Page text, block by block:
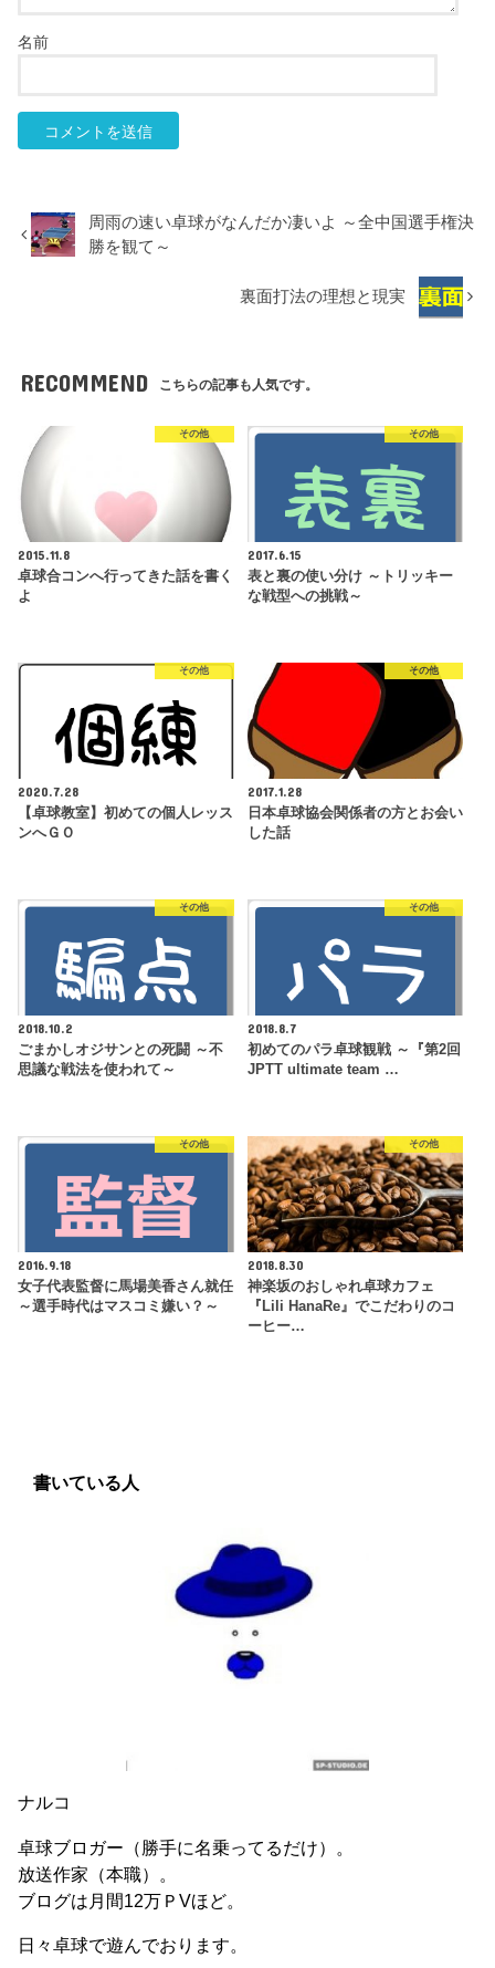
名前
周雨の速い卓球がなんだか凄いよ ～全中国選手権決
勝を観て～
裏面打法の理想と現実
RECOMMEND こちらの記事も人気です。
その他
2015.11.8
卓球合コンへ行ってきた話を書く
よ
その他
2017.6.15
表と裏の使い分け ～トリッキー
な戦型への挑戦～
その他
2020.7.28
【卓球教室】初めての個人レッス
ンへＧＯ
その他
2017.1.28
日本卓球協会関係者の方とお会い
した話
その他
2018.10.2
ごまかしオジサンとの死闘 ～不
思議な戦法を使われて～
その他
2018.8.7
初めてのパラ卓球観戦 ～『第2回
JPTT ultimate team …
その他
2016.9.18
女子代表監督に馬場美香さん就任
～選手時代はマスコミ嫌い？～
その他
2018.8.30
神楽坂のおしゃれ卓球カフェ
『Lili HanaRe』でこだわりのコ
ーヒー…
書いている人
ナルコ
卓球ブロガー（勝手に名乗ってるだけ）。
放送作家（本職）。
ブログは月間12万ＰVほど。
日々卓球で遊んでおります。